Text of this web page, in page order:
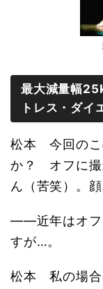
最大減量幅
トレス・ダイ
松本 今回のこ
か？ オフに撮
ん（苦笑）。
――近年はオフ
すが…。
松本 私の場合